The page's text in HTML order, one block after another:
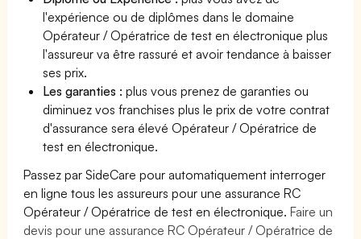
l'expérience ou de diplômes dans le domaine
Opérateur / Opératrice de test en électronique plus
l'assureur va être rassuré et avoir tendance à baisser
ses prix.
Les garanties :plus vous prenez de garanties ou
diminuez vos franchises plus le prix de votre contrat
d'assurance sera élevé Opérateur / Opératrice de
test en électronique.
Passez par SideCare pour automatiquement interroger
en ligne tous les assureurs pour une assurance RC
Opérateur / Opératrice de test en électronique.Faire un
devis pour une assurance RC Opérateur / Opératrice de